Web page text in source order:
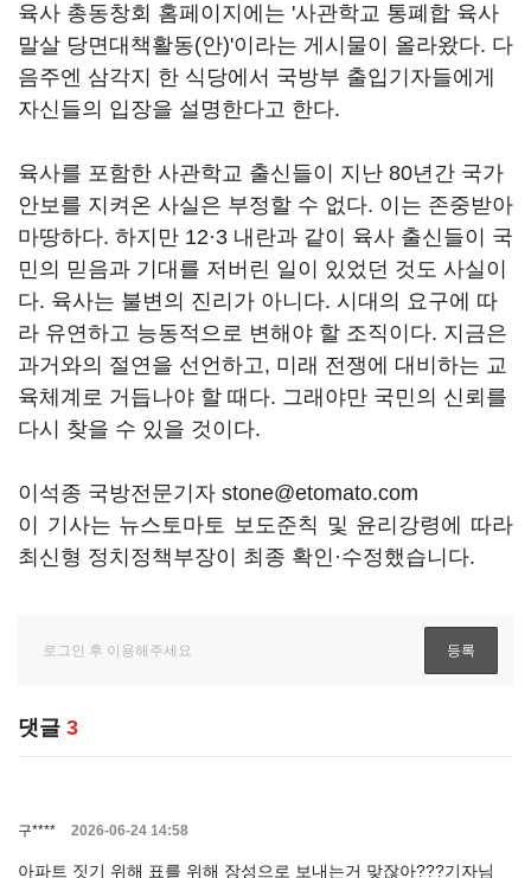
육사 총동창회 홈페이지에는 '사관학교 통폐합 육사
말살 당면대책활동(안)'이라는 게시물이 올라왔다. 다
음주엔 삼각지 한 식당에서 국방부 출입기자들에게
자신들의 입장을 설명한다고 한다.
육사를 포함한 사관학교 출신들이 지난 80년간 국가
안보를 지켜온 사실은 부정할 수 없다. 이는 존중받아
마땅하다. 하지만 12·3 내란과 같이 육사 출신들이 국
민의 믿음과 기대를 저버린 일이 있었던 것도 사실이
다. 육사는 불변의 진리가 아니다. 시대의 요구에 따
라 유연하고 능동적으로 변해야 할 조직이다. 지금은
과거와의 절연을 선언하고, 미래 전쟁에 대비하는 교
육체계로 거듭나야 할 때다. 그래야만 국민의 신뢰를
다시 찾을 수 있을 것이다.
이석종 국방전문기자 stone@etomato.com
이 기사는 뉴스토마토 보도준칙 및 윤리강령에 따라
최신형 정치정책부장이 최종 확인·수정했습니다.
댓글 3
구**** 2026-06-24 14:58
아파트 짓기 위해 표를 위해 장성으로 보내는거 맞잖아???기자님